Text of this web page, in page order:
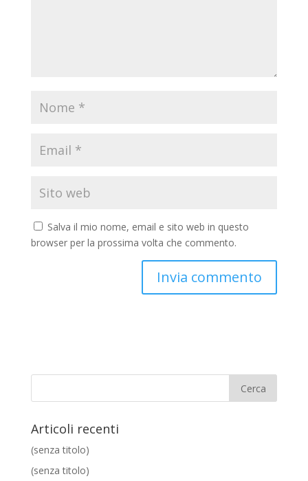
Salva il mio nome, email e sito web in questo
browser per la prossima volta che commento.
Articoli recenti
(senza titolo)
(senza titolo)